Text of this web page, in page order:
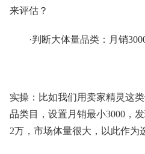
来评估？
·判断大体量品类：月销
实操：比如我们用卖家精灵这
品类目，设置月销最小3000，
2万，市场体量很大，以此作为